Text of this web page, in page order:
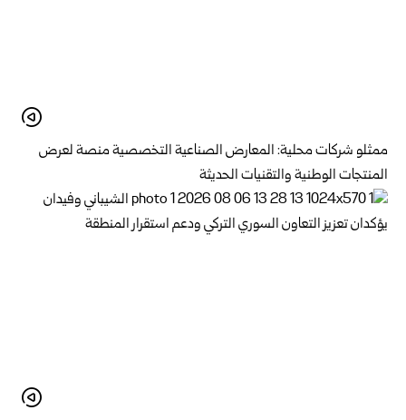
ممثلو شركات محلية: المعارض الصناعية التخصصية منصة لعرض
المنتجات الوطنية والتقنيات الحديثة